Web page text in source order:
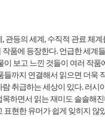
관등의 세계, 수직적 관료 체
품에 등장한다. 언급한 세계
이 보고 느낀 것들이 여러 작품
들까지 연결해서 읽으면 더욱
취급하는 세상이 있다. 러시
하면서 읽는 재미도 솔솔해
표현한 유머가 쉽게 잊히지 않